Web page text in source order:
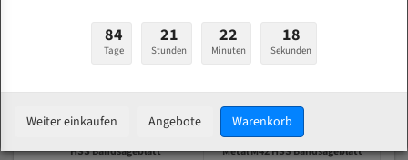
HSS Bandsägeblatt
Berg schmıd PBS 90/110/130 Bi-
Metal M42 HSS Bandsägeblatt
Konvex Meterware
84
Tage
21
Stunden
22
Minuten
18
Sekunden
Weiter einkaufen Angebote Warenkorb